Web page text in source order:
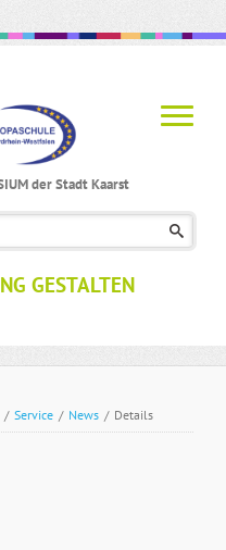
der Stadt Kaarst
GESTALTEN
/ Service / News / Details